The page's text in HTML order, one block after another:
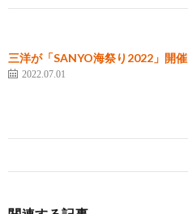
三洋が「SANYO海祭り2022」開催
2022.07.01